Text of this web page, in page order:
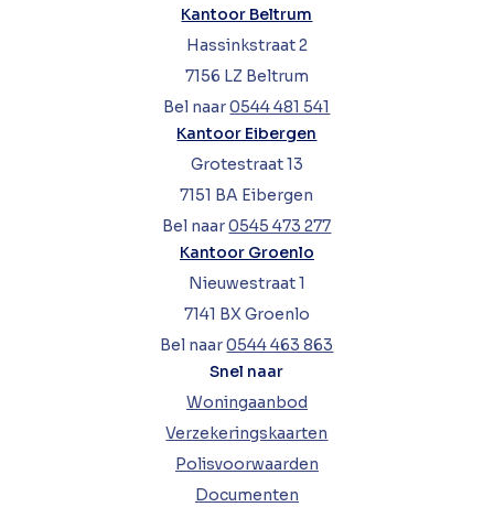
Kantoor Beltrum
Hassinkstraat 2
7156 LZ Beltrum
Bel naar0544 481 541
Kantoor Eibergen
Grotestraat 13
7151 BA Eibergen
Bel naar0545 473 277
Kantoor Groenlo
Nieuwestraat 1
7141 BX Groenlo
Bel naar0544 463 863
Snel naar
Woningaanbod
Verzekeringskaarten
Polisvoorwaarden
Documenten